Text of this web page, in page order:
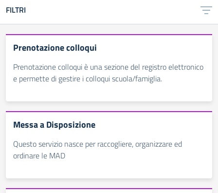
FILTRI
Prenotazione colloqui
Prenotazione colloqui è una sezione del registro elettronico
e permette di gestire i colloqui scuola/famiglia.
Messa a Disposizione
Questo servizio nasce per raccogliere, organizzare ed
ordinare le MAD